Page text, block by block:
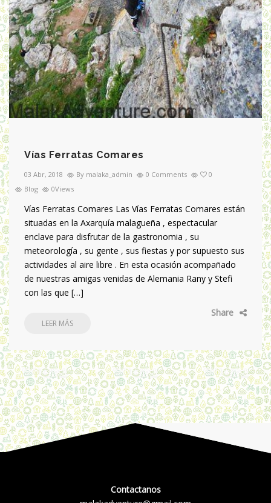
Vías Ferratas Comares
03 Abr, 2018 By malaka_admin 0 Comments
0
Blog
0Views
Vías Ferratas Comares Las Vías Ferratas Comares están
situadas en la Axarquía malagueña , espectacular
enclave para disfrutar de la gastronomia , su
meteorología , su gente , sus fiestas y por supuesto sus
actividades al aire libre . En esta ocasión acompañado
de nuestras amigas venidas de Alemania Rany y Stefi
con las que […]
Share
LEER MÁS
Contactanos